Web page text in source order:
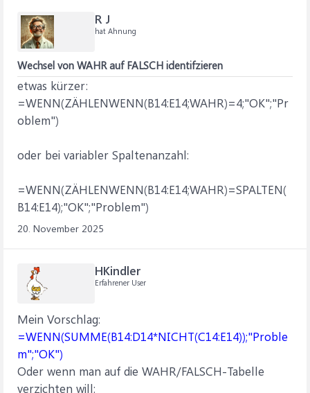
R J
hat Ahnung
Wechsel von WAHR auf FALSCH identifzieren
etwas kürzer:
=WENN(ZÄHLENWENN(B14:E14;WAHR)=4;"OK";"Pr
oblem")
oder bei variabler Spaltenanzahl:
=WENN(ZÄHLENWENN(B14:E14;WAHR)=SPALTEN(
B14:E14);"OK";"Problem")
20. November 2025
HKindler
Erfahrener User
Mein Vorschlag:
=WENN(SUMME(B14:D14*NICHT(C14:E14));"Proble
m";"OK")
Oder wenn man auf die WAHR/FALSCH-Tabelle
verzichten will: